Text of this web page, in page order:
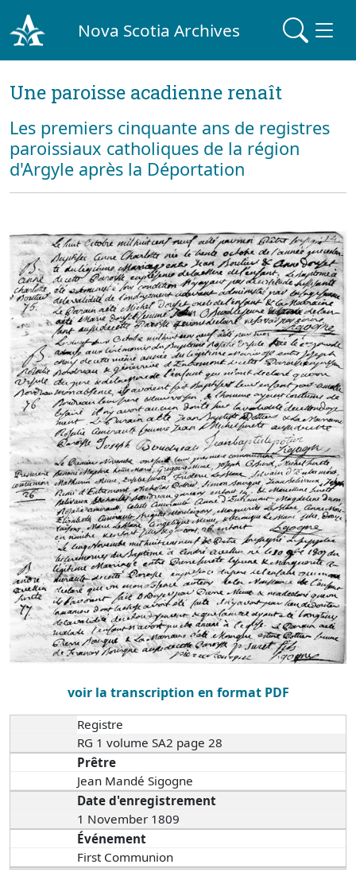
Nova Scotia Archives
Une paroisse acadienne renaît
Les premiers cinquante ans de registres
paroissiaux catholiques de la région
d'Argyle après la Déportation
voir la transcription en format PDF
Registre
RG 1 volume SA2 page 28
Prêtre
Jean Mandé Sigogne
Date d'enregistrement
1 November 1809
Événement
First Communion